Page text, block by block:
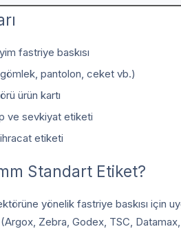
fastriye baskısı
pantolon, ceket vb.)
ürün kartı
ve sevkiyat etiketi
etiketi
Standart Etiket?
yönelik fastriye baskısı
(Argox, Zebra, Godex, TSC,